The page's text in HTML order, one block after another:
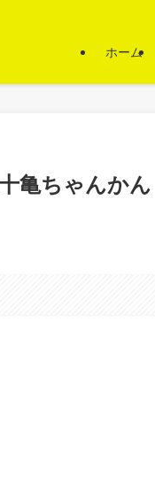
ホーム
亀ちゃんかん